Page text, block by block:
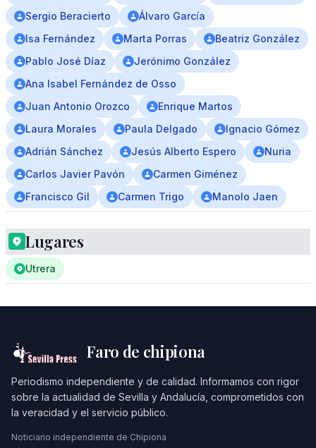
Sergio Beracierto
Álvaro Garcı́a
Isa Fernández
Marta Porras
Beatriz González
Pablo José Díaz
Jerónimo González
Ana Isabel Fernández de Osso
Juan Antonio Orozco
Enrique Martos
Laura Morales
Paula Delgado
Ignacio Gómez
Adrián Sánchez
Jesús Alberto Espero
Nuria
Carlos Javier Pavón
Carmen Giménez
Francisco Gil
Carmen Trigo Manolo Jaen
Lugares
Utrera
Faro de chipiona
Periodismo independiente y de calidad. Informamos con rigor
sobre la actualidad de Sevilla y Andalucía, comprometidos con
la veracidad y el servicio público.
Noticiario independiente de Chipiona